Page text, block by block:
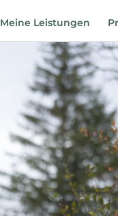
Meine Leistungen